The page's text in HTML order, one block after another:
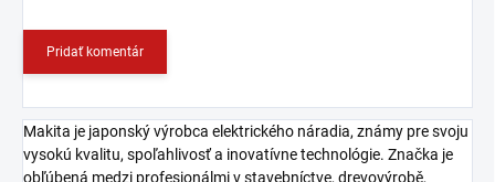
Pridať komentár
Makita je japonský výrobca elektrického náradia, známy pre svoju
vysokú kvalitu, spoľahlivosť a inovatívne technológie. Značka je
obľúbená medzi profesionálmi v stavebníctve, drevovýrobě,